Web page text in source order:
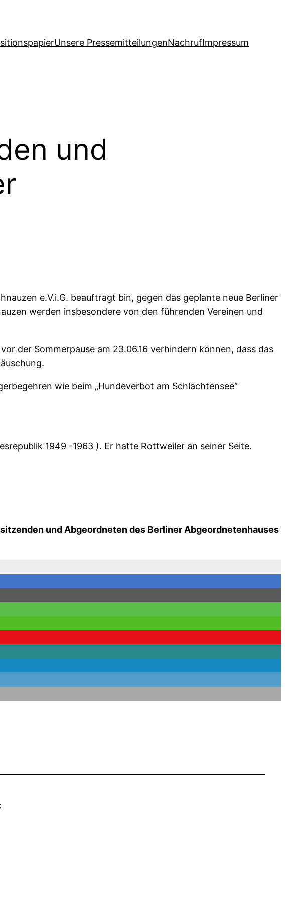
Unsere PressemitteilungenNachrufImpressum
und
e.V.i.G. beauftragt bin, gegen das geplante neue Berliner
werden insbesondere von den führenden Vereinen und
der Sommerpause am 23.06.16 verhindern können, dass das
wie beim „Hundeverbot am Schlachtensee“
1949 -1963 ). Er hatte Rottweiler an seiner Seite.
und Abgeordneten des Berliner Abgeordnetenhauses